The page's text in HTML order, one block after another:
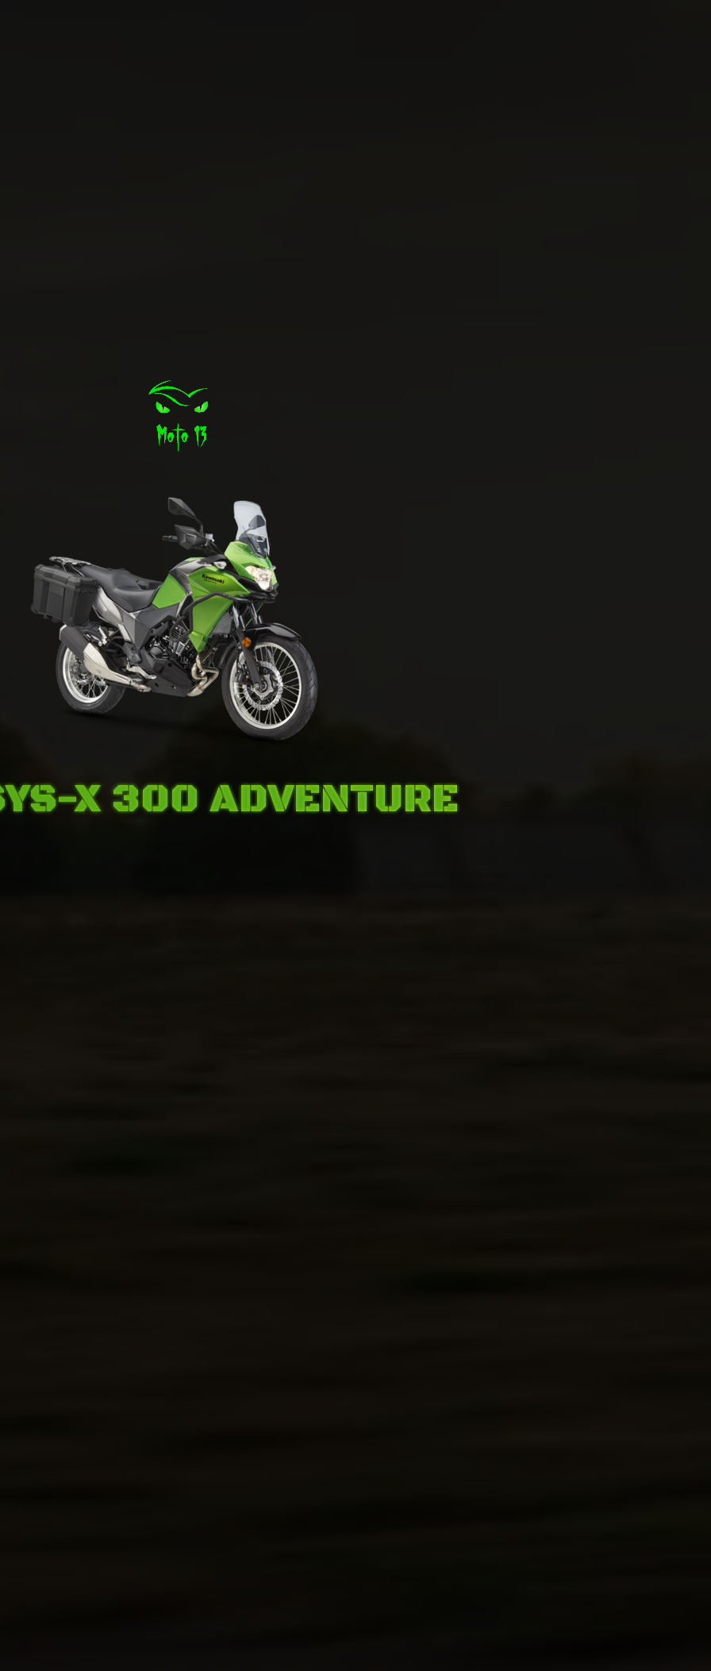
X 300 ADVENTURE